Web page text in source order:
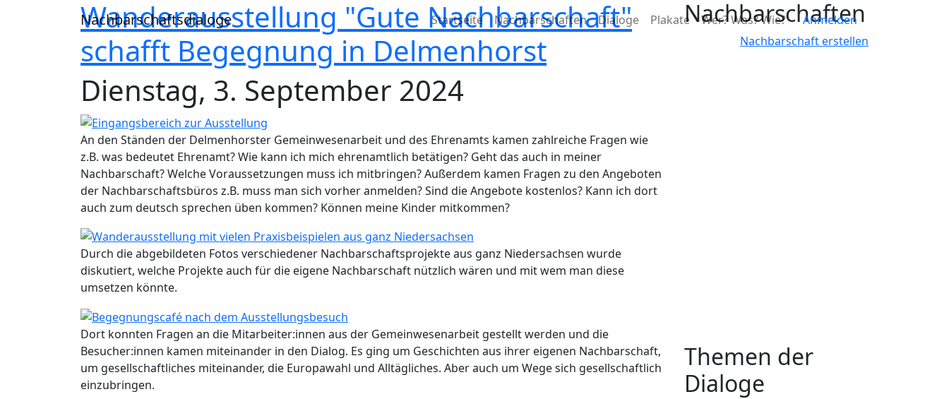
Direkt zum Inhalt
Nachbarschaftsdialoge Hauptnavigation
Startseite Nachbarschaften Dialoge Plakate Wer? Was? Wie? Benutzermenü
Anmelden
Wanderausstellung "Gute Nachbarschaft"
schafft Begegnung in Delmenhorst
Dienstag, 3. September 2024
An den Ständen der Delmenhorster Gemeinwesenarbeit und des Ehrenamts kamen zahlreiche Fragen wie
z.B. was bedeutet Ehrenamt? Wie kann ich mich ehrenamtlich betätigen? Geht das auch in meiner
Nachbarschaft? Welche Voraussetzungen muss ich mitbringen? Außerdem kamen Fragen zu den Angeboten
der Nachbarschaftsbüros z.B. muss man sich vorher anmelden? Sind die Angebote kostenlos? Kann ich dort
auch zum deutsch sprechen üben kommen? Können meine Kinder mitkommen?
Durch die abgebildeten Fotos verschiedener Nachbarschaftsprojekte aus ganz Niedersachsen wurde
diskutiert, welche Projekte auch für die eigene Nachbarschaft nützlich wären und mit wem man diese
umsetzen könnte.
Dort konnten Fragen an die Mitarbeiter:innen aus der Gemeinwesenarbeit gestellt werden und die
Besucher:innen kamen miteinander in den Dialog. Es ging um Geschichten aus ihrer eigenen Nachbarschaft,
um gesellschaftliches miteinander, die Europawahl und Alltägliches. Aber auch um Wege sich gesellschaftlich
einzubringen.
Nachbarschaften
Nachbarschaft erstellen
Themen der
Dialoge